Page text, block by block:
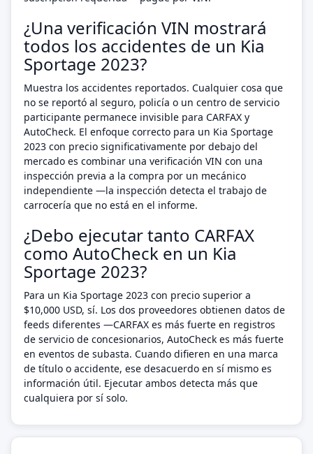
¿Una verificación VIN mostrará
todos los accidentes de un Kia
Sportage 2023?
Muestra los accidentes reportados. Cualquier cosa que
no se reportó al seguro, policía o un centro de servicio
participante permanece invisible para CARFAX y
AutoCheck. El enfoque correcto para un Kia Sportage
2023 con precio significativamente por debajo del
mercado es combinar una verificación VIN con una
inspección previa a la compra por un mecánico
independiente —la inspección detecta el trabajo de
carrocería que no está en el informe.
¿Debo ejecutar tanto CARFAX
como AutoCheck en un Kia
Sportage 2023?
Para un Kia Sportage 2023 con precio superior a
$10,000 USD, sí. Los dos proveedores obtienen datos de
feeds diferentes —CARFAX es más fuerte en registros
de servicio de concesionarios, AutoCheck es más fuerte
en eventos de subasta. Cuando difieren en una marca
de título o accidente, ese desacuerdo en sí mismo es
información útil. Ejecutar ambos detecta más que
cualquiera por sí solo.